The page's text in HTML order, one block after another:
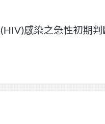
感染之急性初期判